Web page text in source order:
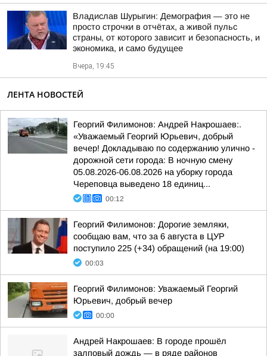
Владислав Шурыгин: Демография — это не
просто строчки в отчётах, а живой пульс
страны, от которого зависит и безопасность, и
экономика, и само будущее
Вчера, 19:45
ЛЕНТА НОВОСТЕЙ
Георгий Филимонов: Андрей Накрошаев:.
«Уважаемый Георгий Юрьевич, добрый
вечер! Докладываю по содержанию улично -
дорожной сети города: В ночную смену
05.08.2026-06.08.2026 на уборку города
Череповца выведено 18 единиц...
00:12
Георгий Филимонов: Дорогие земляки,
сообщаю вам, что за 6 августа в ЦУР
поступило 225 (+34) обращений (на 19:00)
00:03
Георгий Филимонов: Уважаемый Георгий
Юрьевич, добрый вечер
00:00
Андрей Накрошаев: В городе прошёл
залповый дождь — в ряде районов